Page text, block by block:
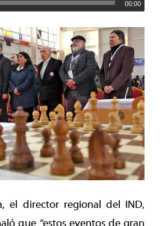
00:00
el director regional del IND,